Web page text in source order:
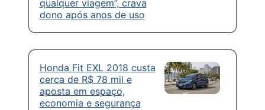
qualquer viagem”, crava
dono após anos de uso
Honda Fit EXL 2018 custa
cerca de R$ 78 mil e
aposta em espaço,
economia e segurança